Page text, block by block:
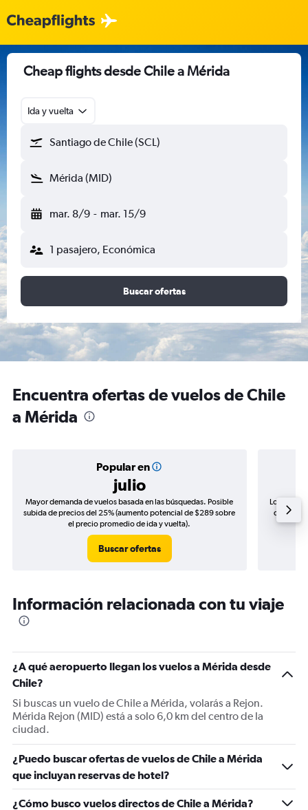
Cheap flights desde Chile a Mérida
Ida y vuelta
Santiago de Chile (SCL)
Mérida (MID)
mar. 8/9 - mar. 15/9
1 pasajero, Económica
Buscar ofertas
Encuentra ofertas de vuelos de Chile
a Mérida
Popular en
julio
Mayor demanda de vuelos basada en las búsquedas. Posible
subida de precios del 25% (aumento potencial de $289 sobre
el precio promedio de ida y vuelta).
Buscar ofertas
Los
de
Información relacionada con tu viaje
¿A qué aeropuerto llegan los vuelos a Mérida desde
Chile?
Si buscas un vuelo de Chile a Mérida, volarás a Rejon.
Mérida Rejon (MID) está a solo 6,0 km del centro de la
ciudad.
¿Puedo buscar ofertas de vuelos de Chile a Mérida
que incluyan reservas de hotel?
¿Cómo busco vuelos directos de Chile a Mérida?